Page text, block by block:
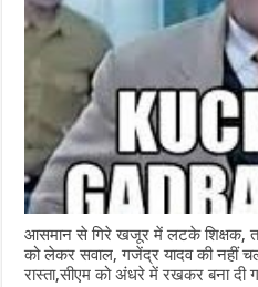
आसमान से गिरे खजूर में लटके शिक्षक,
को लेकर सवाल, गजेंद्र यादव की नहीं
रास्ता,सीएम को अंधरे में रखकर बना दी